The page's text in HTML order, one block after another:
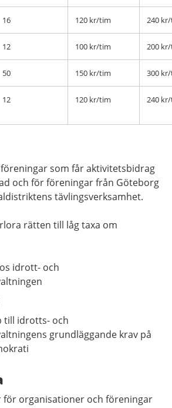
16 120 kr/tim 240
12 100 kr/tim 200
50 150 kr/tim 300
12 120 kr/tim 240
som får aktivitetsbidrag
och för föreningar från Göteborg
tävlingsverksamhet.
rätten till låg taxa om
idrott- och
till idrotts- och
grundläggande krav på
för organisationer och föreningar